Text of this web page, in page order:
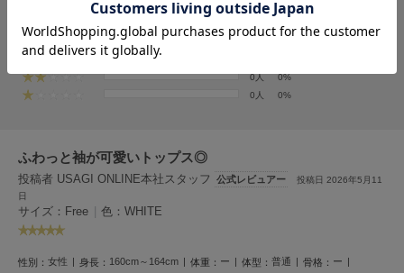
MOIGE
NEW Balance
ニューバランス
nezu
0人
0%
0人
0%
ふわっと袖が可愛いトップス◎
投稿者 USAGI ONLINE本社スタッフ 公式レビュアー
投稿日 2026年5月11
日
サイズ：Free | 色：WHITE
性別： 女性 身長： 160cm～164cm 体重： ー 体型： 普通 骨格： ー